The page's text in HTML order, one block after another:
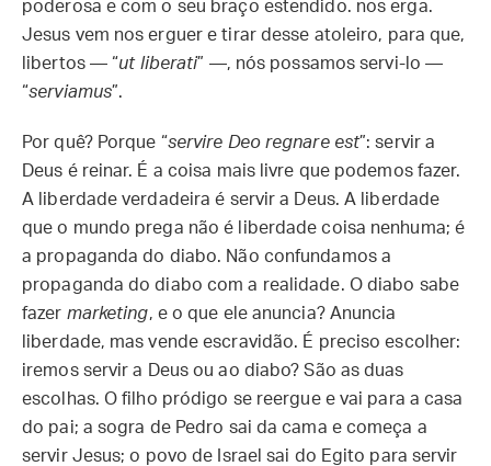
poderosa e com o seu braço estendido. nos erga.
Jesus vem nos erguer e tirar desse atoleiro, para que,
libertos — “ut liberati” —, nós possamos servi-lo —
“serviamus”.
Por quê? Porque “servire Deo regnare est”: servir a
Deus é reinar. É a coisa mais livre que podemos fazer.
A liberdade verdadeira é servir a Deus. A liberdade
que o mundo prega não é liberdade coisa nenhuma; é
a propaganda do diabo. Não confundamos a
propaganda do diabo com a realidade. O diabo sabe
fazer marketing, e o que ele anuncia? Anuncia
liberdade, mas vende escravidão. É preciso escolher:
iremos servir a Deus ou ao diabo? São as duas
escolhas. O filho pródigo se reergue e vai para a casa
do pai; a sogra de Pedro sai da cama e começa a
servir Jesus; o povo de Israel sai do Egito para servir